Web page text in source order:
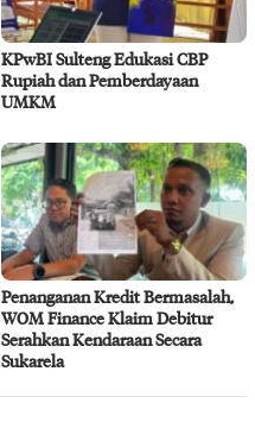
KPwBI Sulteng Edukasi CBP
Rupiah dan Pemberdayaan
UMKM
Penanganan Kredit Bermasalah,
WOM Finance Klaim Debitur
Serahkan Kendaraan Secara
Sukarela